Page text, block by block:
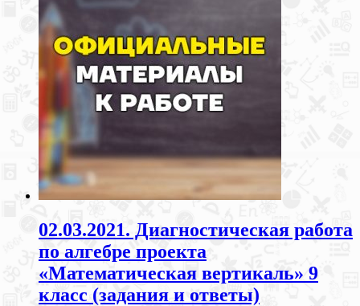
02.03.2021. Диагностическая работа
по алгебре проекта
«Математическая вертикаль» 9
класс (задания и ответы)